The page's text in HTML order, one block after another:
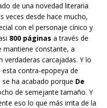
de una novedad literaria
veces desde hace mucho,
con el personaje cínico y
800 páginas a través de
mantiene constante, a
verdaderas carcajadas. Y lo
contra-epopeya de
ha acabado porque De
de semejante tamaño. Y
eso lo que más irrita de la